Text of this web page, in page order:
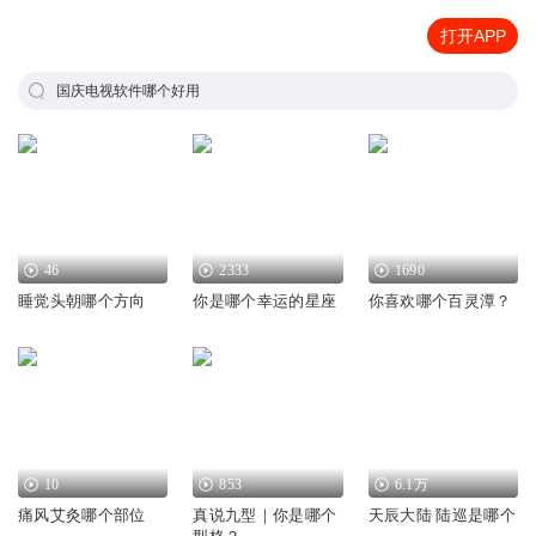
打开APP
国庆电视软件哪个好用
46
睡觉头朝哪个方向
2333
你是哪个幸运的星座
1690
你喜欢哪个百灵潭？
10
痛风艾灸哪个部位
853
真说九型｜你是哪个
6.1万
天辰大陆 陆巡是哪个